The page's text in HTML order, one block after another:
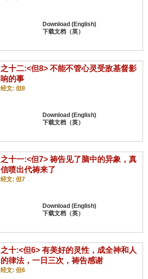
之十二:<但8> 不能不管心灵受敌基督影
响的事
经文: 但8
之十一:<但7> 祷告见了脑中的异象，真
信喷出代祷来了
经文: 但7
之十:<但6> 有美好的灵性，成全神和人
的律法，一日三次，祷告感谢
经文: 但6